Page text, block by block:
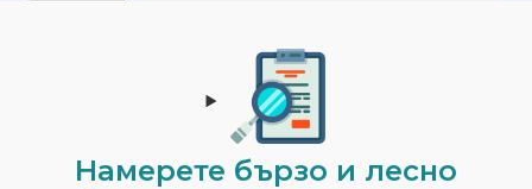
Намерете бързо и лесно